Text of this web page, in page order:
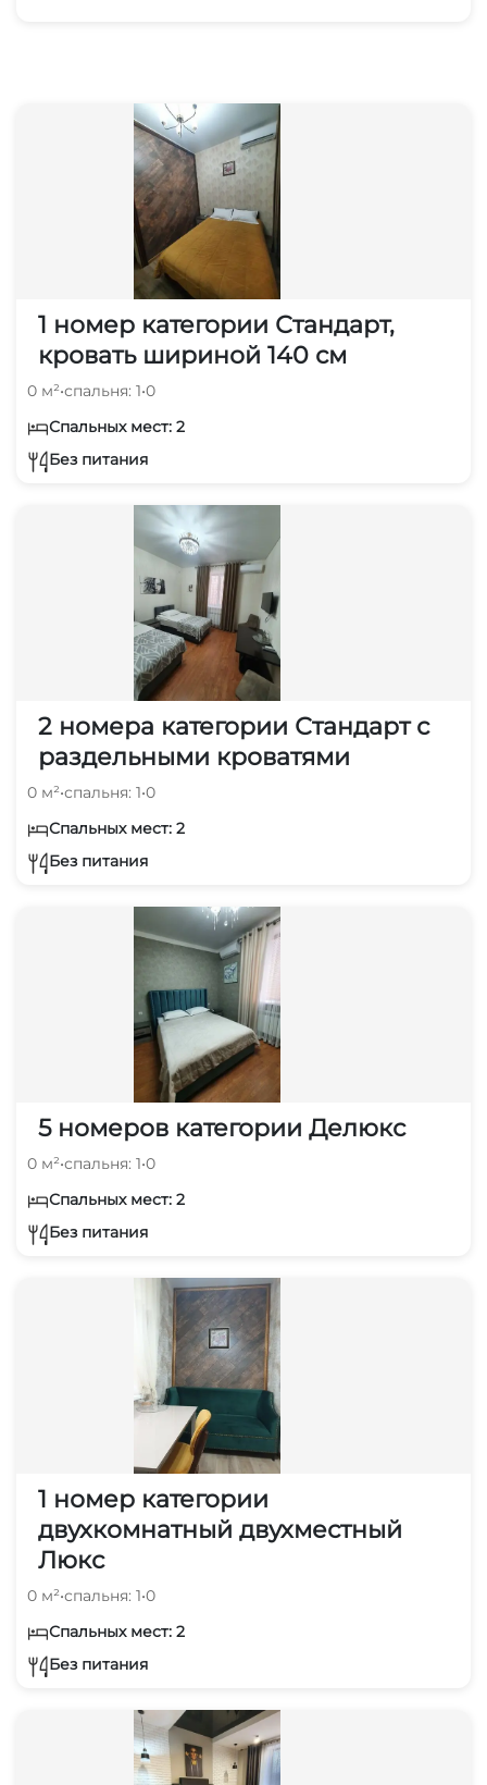
1 номер категории Стандарт,
кровать шириной 140 см
0 м²•спальня: 1•0
Спальных мест: 2
Без питания
2 номера категории Стандарт с
раздельными кроватями
0 м²•спальня: 1•0
Спальных мест: 2
Без питания
5 номеров категории Делюкс
0 м²•спальня: 1•0
Спальных мест: 2
Без питания
1 номер категории
двухкомнатный двухместный
Люкс
0 м²•спальня: 1•0
Спальных мест: 2
Без питания